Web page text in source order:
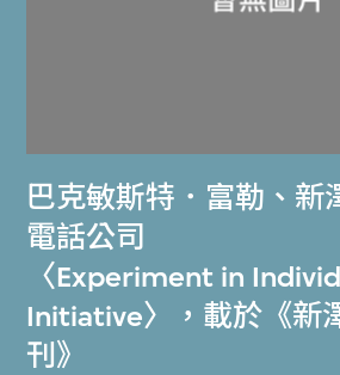
巴克敏斯特．富勒 、 新
電話公司
〈Experiment in
Initiative〉，載於《新
刊》